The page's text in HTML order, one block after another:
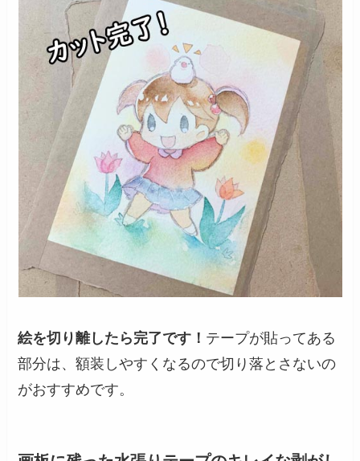
絵を切り離したら完了です！ テープが貼ってある
部分は、額装しやすくなるので切り落とさないの
がおすすめです。